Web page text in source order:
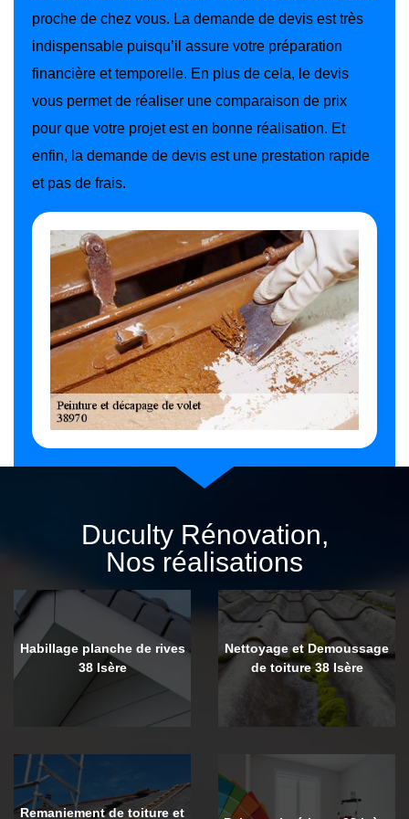
proche de chez vous. La demande de devis est très
indispensable puisqu’il assure votre préparation
financière et temporelle. En plus de cela, le devis
vous permet de réaliser une comparaison de prix
pour que votre projet est en bonne réalisation. Et
enfin, la demande de devis est une prestation rapide
et pas de frais.
Duculty Rénovation,
Nos réalisations
Habillage planche de rives
38 Isère
Nettoyage et Demoussage
de toiture 38 Isère
Remaniement de toiture et